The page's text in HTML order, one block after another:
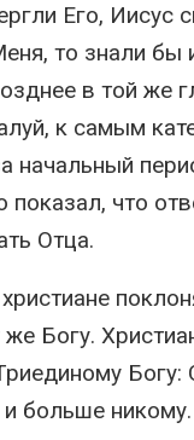
Его, Иисус
то знали бы
в той же
к самым
начальный
показал, что
Отца.
Богу.
Богу:
и больше